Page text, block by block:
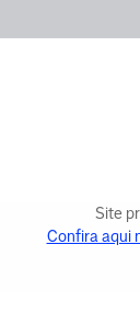
Site
Confira aqui